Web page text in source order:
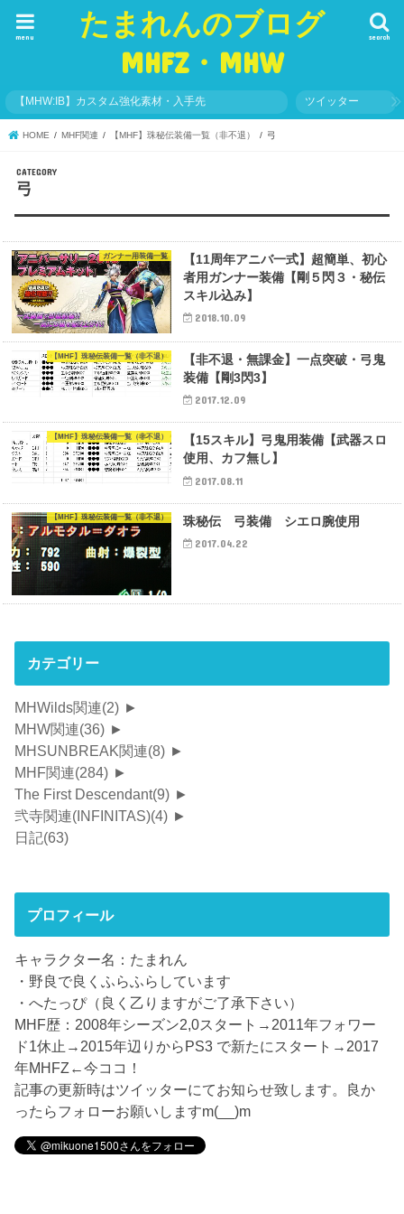
たまれんのブログ
MHFZ・MHW
search
menu
【MHW:IB】カスタム強化素材・入手先 ツイッター
HOME MHF関連 【MHF】珠秘伝装備一覧（非不退） 弓
弓
ガンナー用装備一覧
【11周年アニバ一式】超簡単、初心
者用ガンナー装備【剛５閃３・秘伝
スキル込み】
2018.10.09
【MHF】珠秘伝装備一覧（非不退）
【非不退・無課金】一点突破・弓鬼
装備【剛3閃3】
2017.12.09
【MHF】珠秘伝装備一覧（非不退）
【15スキル】弓鬼用装備【武器スロ
使用、カフ無し】
2017.08.11
【MHF】珠秘伝装備一覧（非不退） 珠秘伝 弓装備 シエロ腕使用
2017.04.22
カテゴリー
MHWilds関連(2) ►
MHW関連(36) ►
MHSUNBREAK関連(8) ►
MHF関連(284) ►
The First Descendant(9) ►
弐寺関連(INFINITAS)(4) ►
日記(63)
プロフィール
キャラクター名：たまれん
・野良で良くふらふらしています
・へたっぴ（良く乙りますがご了承下さい）
MHF歴：2008年シーズン2,0スタート→2011年フォワー
ド1休止→2015年辺りからPS3 で新たにスタート→2017
年MHFZ←今ココ！
記事の更新時はツイッターにてお知らせ致します。良か
ったらフォローお願いしますm(__)m